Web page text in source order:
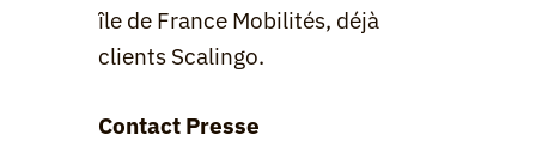
île de France Mobilités, déjà
clients Scalingo.
Contact Presse